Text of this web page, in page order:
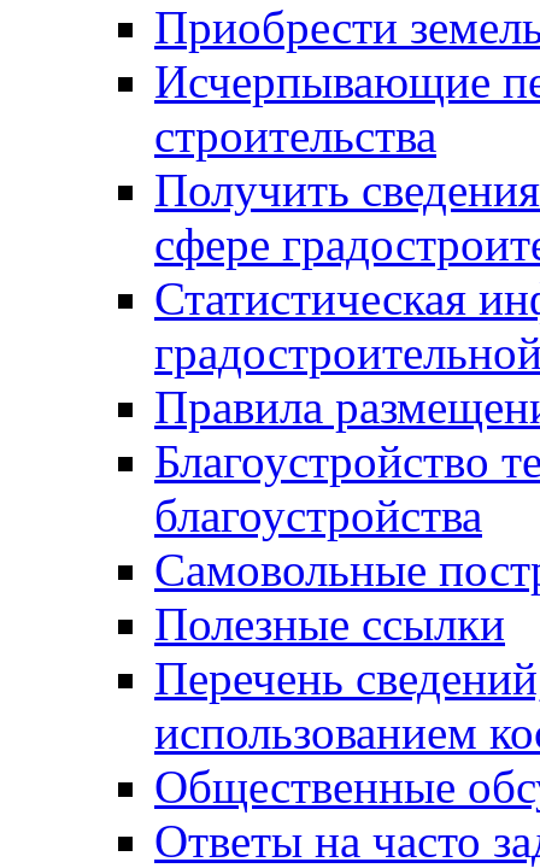
Приобрести
Исчерпывающие
строительства
Получить
сфере
Статистическая
Правила
Благоустройство
благоустройства
Самовольные
Полезные ссылки
Перечень
использованием
Общественные
Ответы на часто